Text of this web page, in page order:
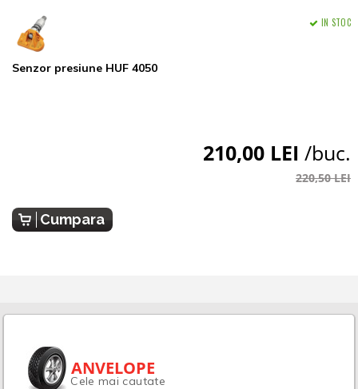
Senzor presiune HUF 4050
IN STOC
210,00 LEI /buc.
220,50 LEI
Cumpara
ANVELOPE
Cele mai cautate